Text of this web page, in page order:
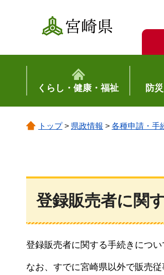
宮崎県
くらし・健康・福祉 防
トップ> 県政情報 > 各種申請・手
登録販売者に関
登録販売者に関する手続きについ
なお、すでに宮崎県以外で販売